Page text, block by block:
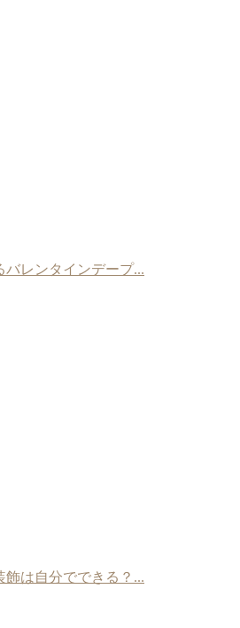
レンタインデープ...
は自分でできる？...